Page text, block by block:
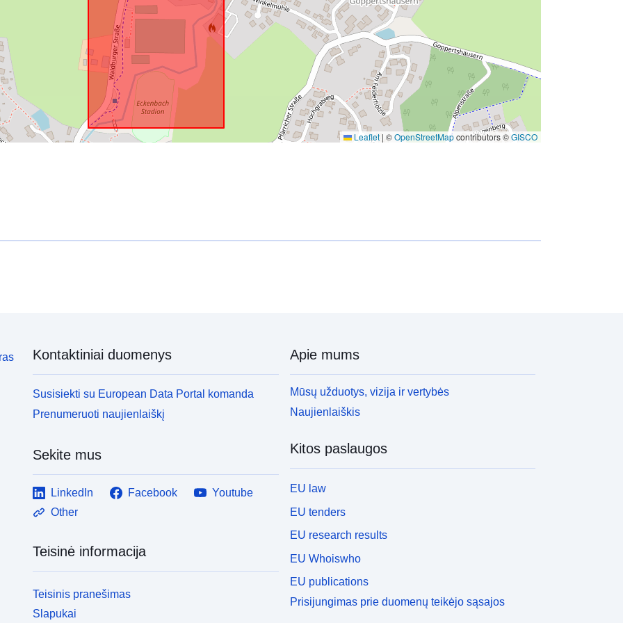
Leaflet | ©OpenStreetMapcontributors ©GISCO
Kontaktiniai duomenys
Susisiekti su European Data Portal komanda
Prenumeruoti naujienlaiškį
Sekite mus
LinkedIn Facebook
Youtube
Other
Teisinė informacija
Teisinis pranešimas
Slapukai
Apie mums
Mūsų užduotys, vizija ir vertybės
Naujienlaiškis
Kitos paslaugos
EU law
EU tenders
EU research results
EU Whoiswho
EU publications
Prisijungimas prie duomenų teikėjo sąsajos